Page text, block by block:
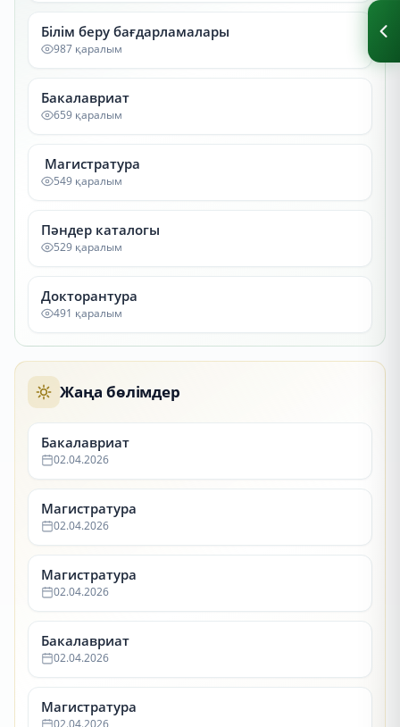
Білім беру бағдарламалары
987 қаралым
Бакалавриат
659 қаралым
Магистратура
549 қаралым
Пәндер каталогы
529 қаралым
Докторантура
491 қаралым
Жаңа бөлімдер
Бакалавриат
02.04.2026
Магистратура
02.04.2026
Магистратура
02.04.2026
Бакалавриат
02.04.2026
Магистратура
02.04.2026